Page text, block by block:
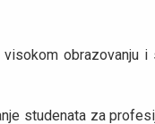
obrazovanju i
studenata za